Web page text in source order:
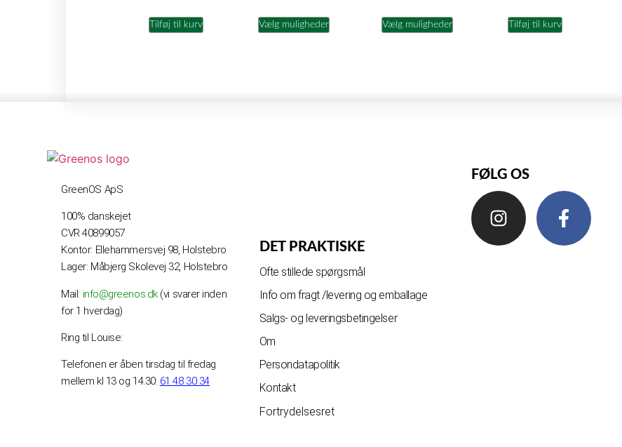
Tilføj til kurv Vælg muligheder Vælg muligheder Tilføj til kurv
GreenOS ApS
100% danskejet
CVR 40899057
Kontor: Ellehammersvej 98, Holstebro
Lager: Måbjerg Skolevej 32, Holstebro
Mail: info@greenos.dk (vi svarer inden
for 1 hverdag)
Ring til Louise:
Telefonen er åben tirsdag til fredag
mellem kl 13 og 14.30: 61 48 30 34
DET PRAKTISKE
Ofte stillede spørgsmål
Info om fragt /levering og emballage
Salgs- og leveringsbetingelser
Om
Persondatapolitik
Kontakt
Fortrydelsesret
FØLG OS